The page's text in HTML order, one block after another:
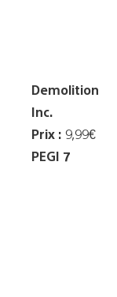
Demolition
Inc.
Prix : 9,99€
PEGI 7